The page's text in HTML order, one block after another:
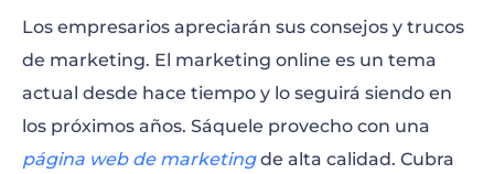
Los empresarios apreciarán sus consejos y trucos
de marketing. El marketing online es un tema
actual desde hace tiempo y lo seguirá siendo en
los próximos años. Sáquele provecho con una
página web de marketingde alta calidad. Cubra